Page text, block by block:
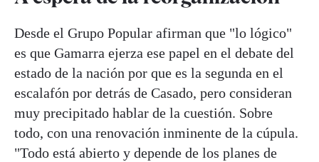
Desde el Grupo Popular afirman que "lo lógico"
es que Gamarra ejerza ese papel en el debate del
estado de la nación por que es la segunda en el
escalafón por detrás de Casado, pero consideran
muy precipitado hablar de la cuestión. Sobre
todo, con una renovación inminente de la cúpula.
"Todo está abierto y depende de los planes de